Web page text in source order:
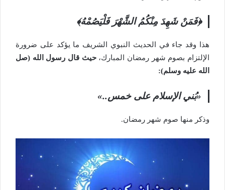
﴿فَمَنْ شَهِدَ مِنْكُمُ الشَّهْرَ فَلْيَصُمْهُ﴾
هذا وقد جاء في الحديث النبوي الشريف ما يؤكد على ضرورة
الإلتزام بصوم شهر رمضان المبارك،حيث قال رسول الله (صل
الله عليه وسلم):
«بُني الإسلام على خمس..»
وذكر منها صوم شهر رمضان.